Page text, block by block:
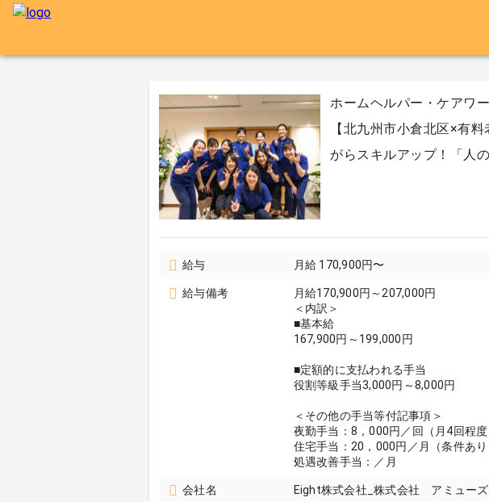
ホームヘルパー・ケアワ
【北九州市小倉北区×有
がらスキルアップ！「人
給与 月給 170,900円〜
給与備考
月給170,900円～207,000円
＜内訳＞
■基本給
167,900円～199,000円
■定額的に支払われる手当
役割等級手当3,000円～8,000円
＜その他の手当等付記事項＞
夜勤手当：8，000円／回（月4回程度
住宅手当：20，000円／月（条件あり
処遇改善手当：／月
会社名 Eight株式会社_株式会社 アミュー